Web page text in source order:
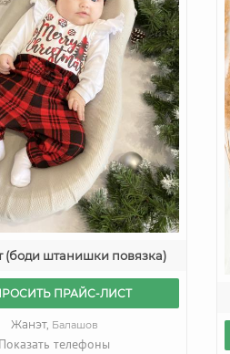
(боди штанишки повязка)
ПРАЙС-ЛИСТ
Жанэт, Балашов
Показать телефоны